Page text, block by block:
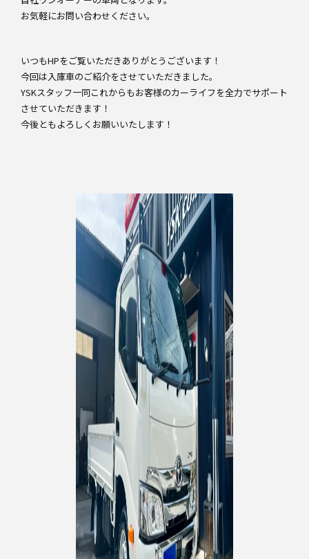
お気軽にお問い合わせください。
いつもHPをご覧いただきありがとうございます！
今回は入庫車のご紹介をさせていただきました。
YSKスタッフ一同これからもお客様のカーライフを全力でサポート
させていただきます！
今後ともよろしくお願いいたします！